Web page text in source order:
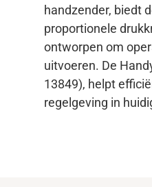
handzender, biedt
proportionele
ontworpen om
uitvoeren. De
13849), helpt
regelgeving in